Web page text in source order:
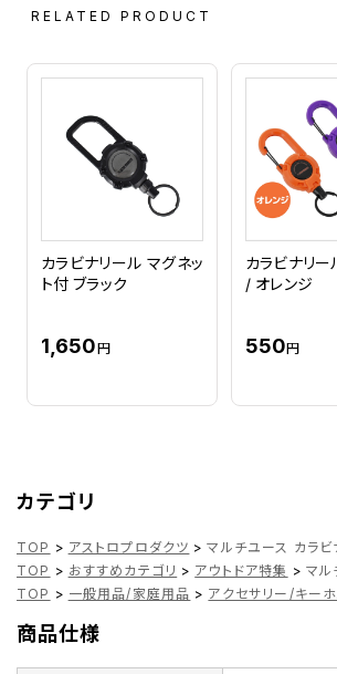
RELATED PRODUCT
カラビナリール マグネッ
ト付 ブラック
1,650円
カラビナリー
/ オレンジ
550円
カテゴリ
TOP > アストロプロダクツ > マルチユース カラビ
TOP > おすすめカテゴリ > アウトドア特集 > マル
TOP > 一般用品/家庭用品 > アクセサリー/キー
商品仕様